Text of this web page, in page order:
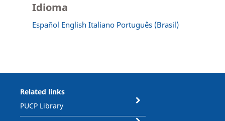
Idioma
Español English Italiano Português (Brasil)
Related links
PUCP Library